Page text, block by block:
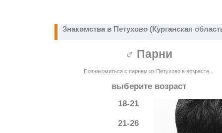
Знакомства в Петухово (Курганская
♂ Парни
Познакомиться с парнем из Петухово в возрасте...
выберите возраст
18-21
21-26